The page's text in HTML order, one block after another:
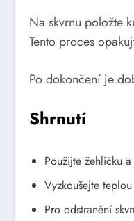
Na skvrnu položte
Tento proces
Po dokončení je
Shrnutí
Použijte žehličku
Vyzkoušejte
Pro odstranění